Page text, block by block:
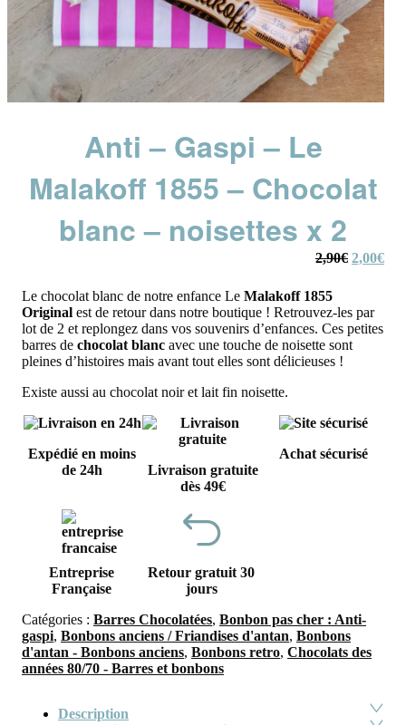
Anti – Gaspi – Le
Malakoff 1855 – Chocolat
blanc – noisettes x 2
2,90€ Le
2,90€.
2,00€Le
Le chocolat blanc de notre enfance Le Malakoff 1855
Original est de retour dans notre boutique ! Retrouvez-les par
lot de 2 et replongez dans vos souvenirs d’enfances. Ces petites
barres de chocolat blanc avec une touche de noisette sont
pleines d’histoires mais avant tout elles sont délicieuses !
Existe aussi au chocolat noir et lait fin noisette.
Expédié en moins
de 24h
Livraison gratuite
dès 49€
Achat sécurisé
Entreprise
Française
Retour gratuit 30
jours
Catégories : Barres Chocolatées, Bonbon pas cher : Anti-
gaspi, Bonbons anciens / Friandises d'antan, Bonbons
d'antan - Bonbons anciens, Bonbons retro, Chocolats des
années 80/70 - Barres et bonbons
Description